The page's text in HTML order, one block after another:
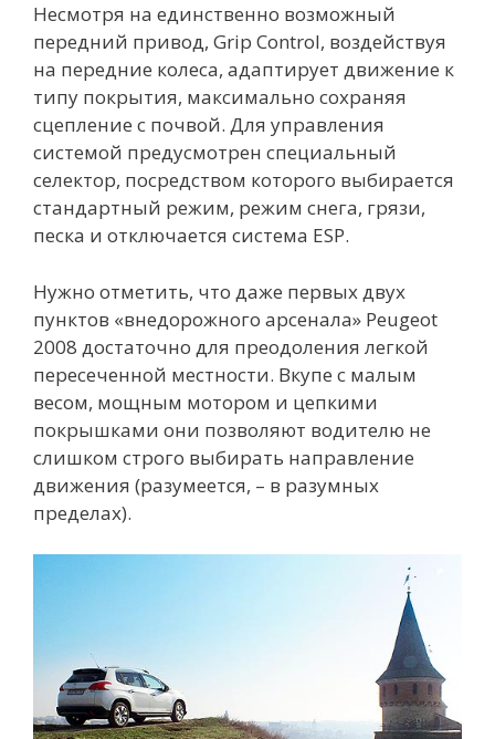
Несмотря на единственно возможный
передний привод, Grip Control, воздействуя
на передние колеса, адаптирует движение к
типу покрытия, максимально сохраняя
сцепление с почвой. Для управления
системой предусмотрен специальный
селектор, посредством которого выбирается
стандартный режим, режим снега, грязи,
песка и отключается система ESP.
Нужно отметить, что даже первых двух
пунктов «внедорожного арсенала» Peugeot
2008 достаточно для преодоления легкой
пересеченной местности. Вкупе с малым
весом, мощным мотором и цепкими
покрышками они позволяют водителю не
слишком строго выбирать направление
движения (разумеется, – в разумных
пределах).